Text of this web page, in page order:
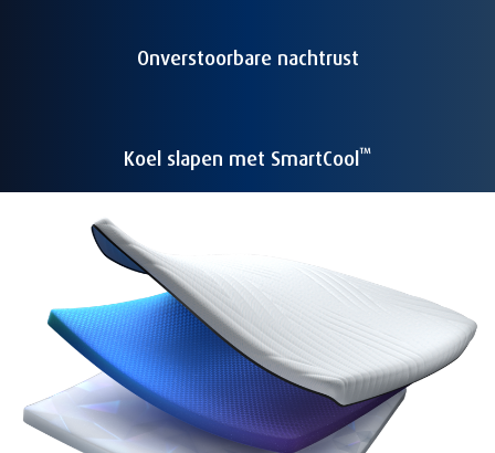
Onverstoorbare nachtrust
Koel slapen met SmartCool™